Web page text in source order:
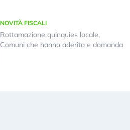
NOVITÀ FISCALI
Rottamazione quinquies locale,
Comuni che hanno aderito e domanda